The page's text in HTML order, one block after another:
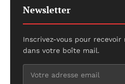
Newsletter
Inscrivez-vous pour
dans votre boîte mail.